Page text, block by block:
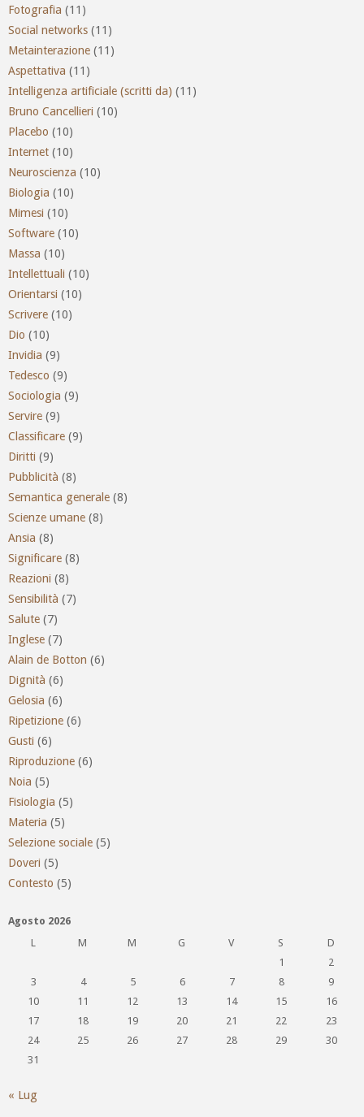
Fotografia (11)
Social networks (11)
Metainterazione (11)
Aspettativa (11)
Intelligenza artificiale (scritti da) (11)
Bruno Cancellieri (10)
Placebo (10)
Internet (10)
Neuroscienza (10)
Biologia (10)
Mimesi (10)
Software (10)
Massa (10)
Intellettuali (10)
Orientarsi (10)
Scrivere (10)
Dio (10)
Invidia (9)
Tedesco (9)
Sociologia (9)
Servire (9)
Classificare (9)
Diritti (9)
Pubblicità (8)
Semantica generale (8)
Scienze umane (8)
Ansia (8)
Significare (8)
Reazioni (8)
Sensibilità (7)
Salute (7)
Inglese (7)
Alain de Botton (6)
Dignità (6)
Gelosia (6)
Ripetizione (6)
Gusti (6)
Riproduzione (6)
Noia (5)
Fisiologia (5)
Materia (5)
Selezione sociale (5)
Doveri (5)
Contesto (5)
Agosto 2026
L
M M G V S
D
1
2
3
4 5 6 7 8
9
10
11 12 13 14 15
16
17
18 19 20 21 22
23
24
25 26 27 28 29
30
31
« Lug